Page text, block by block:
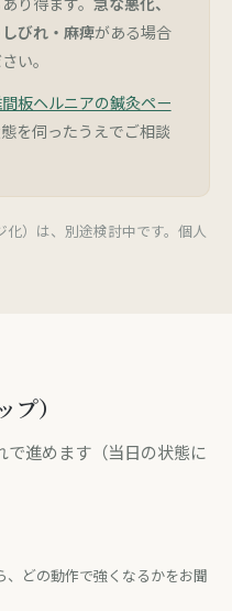
びれ・麻痺がある場合
い。
板ヘルニアの鍼灸ペー
を伺ったうえでご相談
）は、別途検討中です。個人
）
進めます（当日の状態に
、どの動作で強くなるかをお聞